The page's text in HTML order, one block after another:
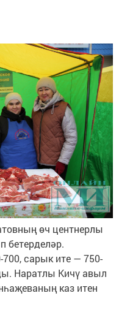
өч центнерлы
бетерделәр.
сарык ите — 750-
Наратлы Кичү авыл
каз итен